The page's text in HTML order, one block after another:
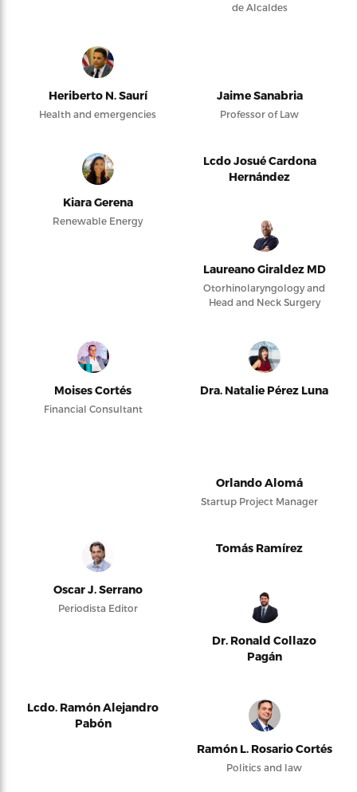
de Alcaldes
Heriberto N. Saurí
Health and emergencies
Jaime Sanabria
Professor of Law
Kiara Gerena
Renewable Energy
Lcdo Josué Cardona
Hernández
Laureano Giraldez MD
Otorhinolaryngology and
Head and Neck Surgery
Moises Cortés
Financial Consultant
Dra. Natalie Pérez Luna
Orlando Alomá
Startup Project Manager
Oscar J. Serrano
Periodista Editor
Tomás Ramírez
Dr. Ronald Collazo
Pagán
Lcdo. Ramón Alejandro
Pabón
Ramón L. Rosario Cortés
Politics and law